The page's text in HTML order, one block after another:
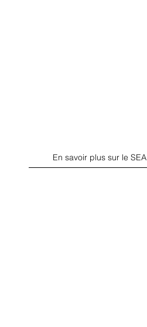
En savoir plus sur le SEA